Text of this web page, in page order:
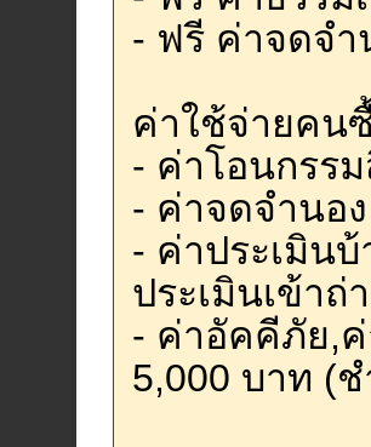
- ฟรี ค่าจดจำ
ค่าใช้จ่ายคน
- ค่าโอนกรร
- ค่าจดจำนอ
- ค่าประเมิน
ประเมินเข้าถ่
- ค่าอัคคีภัย,
5,000 บาท (